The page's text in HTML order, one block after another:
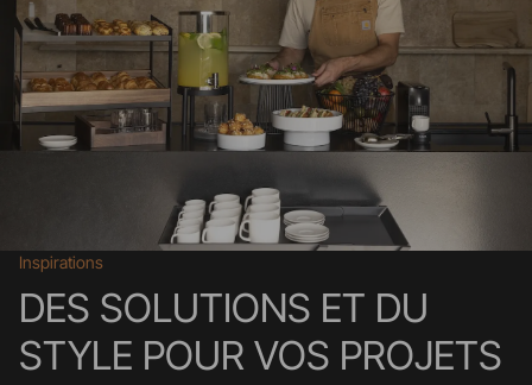
rehausses, avec toujours ce soucis d’apporter du
rythme et de l’élégance à vos préparations.
Inspirations
DES SOLUTIONS ET DU
STYLE POUR VOS PROJETS